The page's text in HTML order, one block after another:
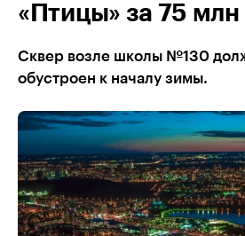
«Птицы» за 75
Сквер возле школы №130
обустроен к началу зимы.